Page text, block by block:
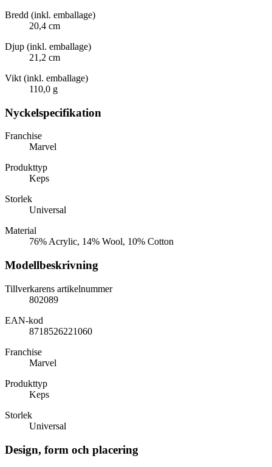
Bredd (inkl. emballage)
20,4 cm
Djup (inkl. emballage)
21,2 cm
Vikt (inkl. emballage)
110,0 g
Nyckelspecifikation
Franchise
Marvel
Produkttyp
Keps
Storlek
Universal
Material
76% Acrylic, 14% Wool, 10% Cotton
Modellbeskrivning
Tillverkarens artikelnummer
802089
EAN-kod
8718526221060
Franchise
Marvel
Produkttyp
Keps
Storlek
Universal
Design, form och placering